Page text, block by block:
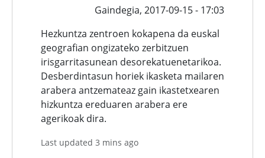
Gaindegia, 2017-09-15 - 17:03
Hezkuntza zentroen kokapena da euskal
geografian ongizateko zerbitzuen
irisgarritasunean desorekatuenetarikoa.
Desberdintasun horiek ikasketa mailaren
arabera antzemateaz gain ikastetxearen
hizkuntza ereduaren arabera ere
agerikoak dira.
Last updated 3 mins ago